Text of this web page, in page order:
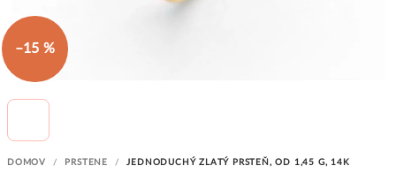
DOMOV / PRSTENE / JEDNODUCHÝ ZLATÝ PRSTEŇ, OD 1,45 G, 14K
–15 %